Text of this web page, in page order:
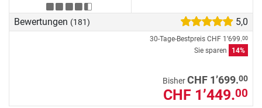
Bewertungen (181) 5,0
30-Tage-Bestpreis CHF 1’699.00
Sie sparen 14%
BisherCHF 1’699.00
CHF 1’449.00